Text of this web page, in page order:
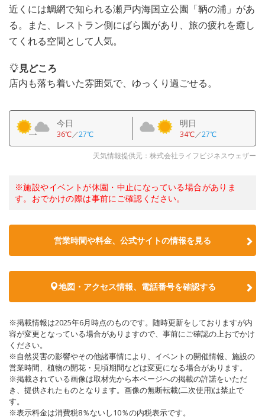
近くには鯛網で知られる瀬戸内海国立公園「鞆の浦」があ
る。また、レストラン側にばら園があり、旅の疲れを癒し
てくれる空間として人気。
見どころ
店内も落ち着いた雰囲気で、ゆっくり過ごせる。
今日
36℃／27℃
明日
34℃／27℃
天気情報提供元：株式会社ライフビジネスウェザー
※施設やイベントが休園・中止になっている場合がありま
す。おでかけの際は事前にご確認ください。
営業時間や料金、公式サイトの情報を見る
地図・アクセス情報、電話番号を確認する
※掲載情報は2025年6月時点のものです。随時更新をしておりますが内
容が変更となっている場合がありますので、事前にご確認の上おでかけ
ください。
※自然災害の影響やその他諸事情により、イベントの開催情報、施設の
営業時間、植物の開花・見頃期間などは変更になる場合があります。
※掲載されている画像は取材先から本ページへの掲載の許諾をいただ
き、提供されたものとなります。画像の無断転載(二次使用)は禁止で
す。
※表示料金は消費税8％ないし10％の内税表示です。